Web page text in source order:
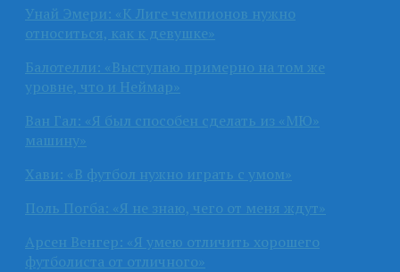
Унай Эмери: «К Лиге чемпионов нужно
относиться, как к девушке»
Балотелли: «Выступаю примерно на том же
уровне, что и Неймар»
Ван Гал: «Я был способен сделать из «МЮ»
машину»
Хави: «В футбол нужно играть с умом»
Поль Погба: «Я не знаю, чего от меня ждут»
Арсен Венгер: «Я умею отличить хорошего
футболиста от отличного»